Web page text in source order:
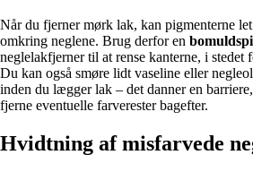
Når du fjerner mørk lak, kan pigmenterne
omkring neglene. Brug derfor en
neglelakfjerner til at rense kanterne, i stedet
Du kan også smøre lidt vaseline eller
inden du lægger lak – det danner en
fjerne eventuelle farverester bagefter.
Hvidtning af misfarvede